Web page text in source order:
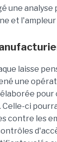
une analyse
et l'ampleur
laisse
une
Celle-ci
contre les